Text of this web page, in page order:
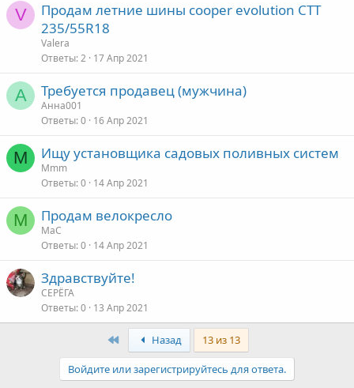
V
Продам летние шины cooper evolution CTT
235/55R18
Valera
Ответы 2 17 Апр 2021
А Требуется продавец (мужчина)
Анна001
Ответы 0 16 Апр 2021
M Ищу установщика садовых поливных систем
Mmm
Ответы 0 14 Апр 2021
M Продам велокресло
MaC
Ответы 0 14 Апр 2021
Здравствуйте!
СЕРЁГА
Ответы 0 13 Апр 2021
First Назад 13 из 13
Войдите или зарегистрируйтесь для ответа.